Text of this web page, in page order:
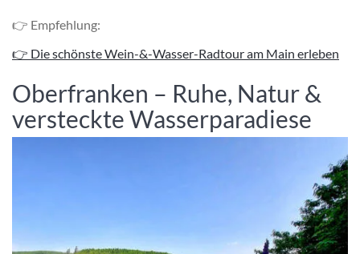
👉 Empfehlung:
👉 Die schönste Wein-&-Wasser-Radtour am Main erleben
Oberfranken – Ruhe, Natur &
versteckte Wasserparadiese